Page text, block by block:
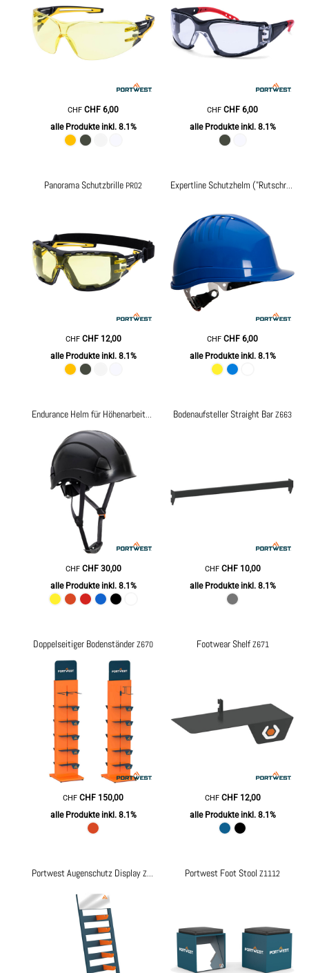
CHFCHF 6,00
alle Produkte inkl. 8.1%
CHFCHF 6,00
alle Produkte inkl. 8.1%
Panorama Schutzbrille PR02
CHF CHF12,00
alle Produkte inkl. 8.1%
Expertline Schutzhelm ("Rutschratsche")
CHFCHF 6,00
alle Produkte inkl. 8.1%
Endurance Helm für Höhenarbeiten
CHF CHF30,00
alle Produkte inkl. 8.1%
Bodenaufsteller Straight BarZ663
CHF CHF10,00
alle Produkte inkl. 8.1%
Doppelseitiger Bodenständer Z670
CHFCHF 150,00
alle Produkte inkl. 8.1%
Footwear Shelf Z671
CHF CHF12,00
alle Produkte inkl. 8.1%
Portwest Augenschutz Display Z1111 Portwest Foot Stool Z1112